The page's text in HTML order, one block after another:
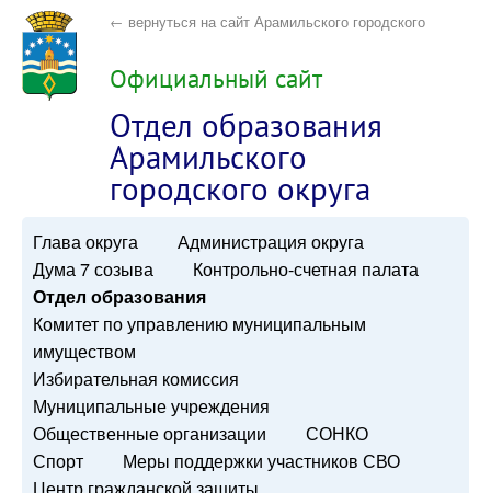
← вернуться на сайт Арамильского городского
округа
Официальный сайт
Отдел образования
Арамильского
городского округа
Глава округа
Администрация округа
Дума 7 созыва
Контрольно-счетная палата
Отдел образования
Комитет по управлению муниципальным
имуществом
Избирательная комиссия
Муниципальные учреждения
Общественные организации
СОНКО
Спорт
Меры поддержки участников СВО
Центр гражданской защиты